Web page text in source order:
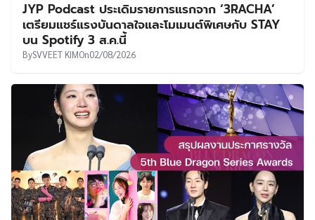
JYP Podcast ประเดิมรายการแรกจาก ‘3RACHA’
เตรียมแชร์แรงบันดาลใจและโมเมนต์พิเศษกับ STAY
บน Spotify 3 ส.ค.นี้
BySVVEET KIMOn02/08/2026